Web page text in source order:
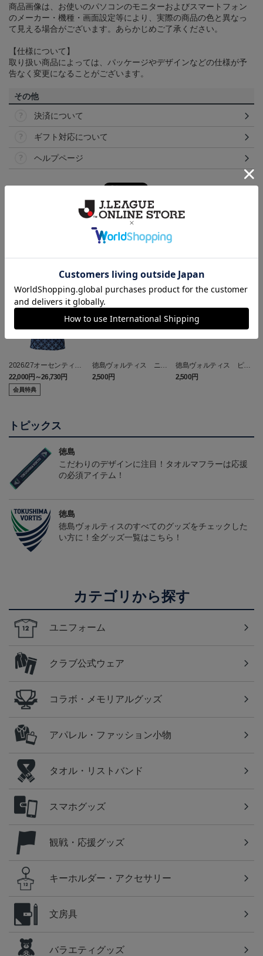
商品画像は、お使いのパソコンのモニターおよびスマートフォン
のメーカー・機種・画面設定等により、実際の商品の色と異なっ
て見える場合がございます。あらかじめご了承ください。
【仕様について】
取り扱い商品によっては、パッケージやデザインなどの仕様が予
告なく変更になることがございます。
その他
決済について
ギフト対応について
ヘルプページ
2026/27オーセンティッ
クユニフォーム(FP1st/半
袖)
22,000円～26,730円
会員特典
NEW
徳島ヴォルティス ニョ
ロボン タオルマフラー
2,500円
NEW
徳島ヴォルティス ピカ
チュウ タオルマフラー
2,500円
トピックス
徳島
こだわりのデザインに注目！タオルマフラーは応援
の必須アイテム！
徳島
徳島ヴォルティスのすべてのグッズをチェックした
い方に！全グッズ一覧はこちら！
カテゴリから探す
ユニフォーム
クラブ公式ウェア
コラボ・メモリアルグッズ
アパレル・ファッション小物
タオル・リストバンド
スマホグッズ
観戦・応援グッズ
キーホルダー・アクセサリー
文房具
バラエティグッズ